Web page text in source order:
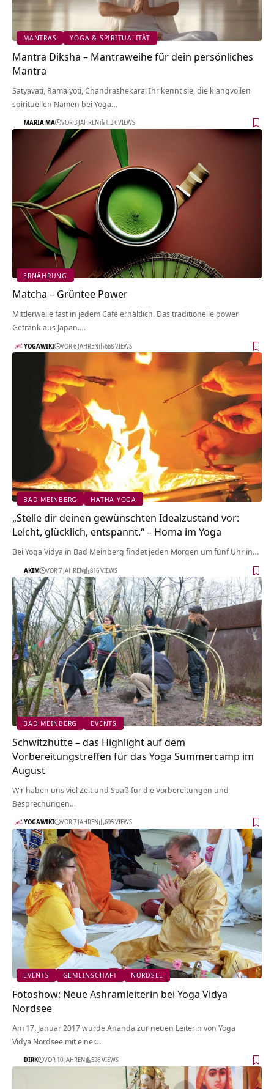
MANTRAS YOGA & SPIRITUALITÄT
Mantra Diksha – Mantraweihe für dein persönliches
Mantra
Satyavati, Ramajyoti, Chandrashekara: Ihr kennt sie, die klangvollen
spirituellen Namen bei Yoga…
MARIA MA VOR 3 JAHREN 1.3K VIEWS
ERNÄHRUNG
Matcha – Grüntee Power
Mittlerweile fast in jedem Café erhältlich. Das traditionelle power
Getränk aus Japan.…
YOGAWIKI VOR 6 JAHREN 668 VIEWS
BAD MEINBERG HATHA YOGA
„Stelle dir deinen gewünschten Idealzustand vor:
Leicht, glücklich, entspannt.“ – Homa im Yoga
Bei Yoga Vidya in Bad Meinberg findet jeden Morgen um fünf Uhr in…
AKIM VOR 7 JAHREN 816 VIEWS
BAD MEINBERG EVENTS
Schwitzhütte – das Highlight auf dem
Vorbereitungstreffen für das Yoga Summercamp im
August
Wir haben uns viel Zeit und Spaß für die Vorbereitungen und
Besprechungen…
YOGAWIKI VOR 7 JAHREN 695 VIEWS
EVENTS GEMEINSCHAFT NORDSEE
Fotoshow: Neue Ashramleiterin bei Yoga Vidya
Nordsee
Am 17. Januar 2017 wurde Ananda zur neuen Leiterin von Yoga
Vidya Nordsee mit einer…
DIRK VOR 10 JAHREN 526 VIEWS